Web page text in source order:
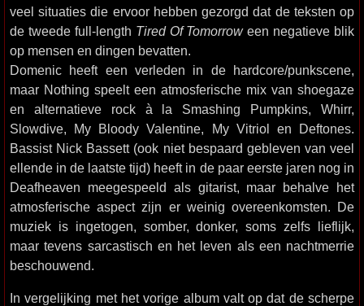
veel situaties die ervoor hebben gezorgd dat de teksten op
de tweede full-length Tired Of Tomorroween negatieve blik
op mensen en dingen bevatten.
Domenic heeft een verleden in de hardcore/punkscene,
maar Nothing speelt een atmosferische mix van shoegaze
en alternatieve rock à la Smashing Pumpkins, Whirr,
Slowdive, My Bloody Valentine, My Vitriol en Deftones.
Bassist Nick Bassett (ook niet bespaard gebleven van veel
ellende in de laatste tijd) heeft in de paar eerste jaren nog in
Deafheaven meegespeeld als gitarist, maar behalve het
atmosferische aspect zijn er weinig overeenkomsten. De
muziek is ingetogen, somber, donker, soms zelfs lieflijk,
maar tevens sarcastisch en het leven als een nachtmerrie
beschouwend.
In vergelijking met het vorige album valt op dat de scherpe